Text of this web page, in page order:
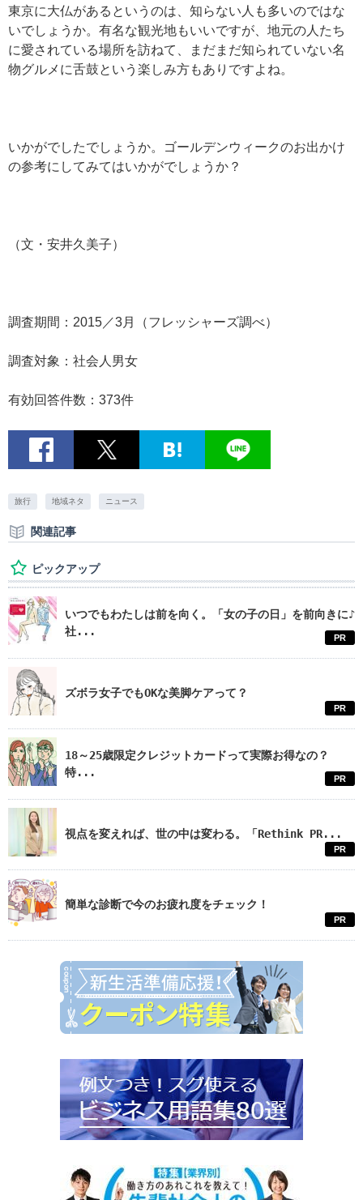
東京に大仏があるというのは、知らない人も多いのではな
いでしょうか。有名な観光地もいいですが、地元の人たち
に愛されている場所を訪ねて、まだまだ知られていない名
物グルメに舌鼓という楽しみ方もありですよね。
いかがでしたでしょうか。ゴールデンウィークのお出かけ
の参考にしてみてはいかがでしょうか？
（文・安井久美子）
調査期間：2015／3月（フレッシャーズ調べ）
調査対象：社会人男女
有効回答件数：373件
旅行 地域ネタ ニュース
関連記事
ピックアップ
いつでもわたしは前を向く。「女の子の日」を前向きに♪
社...
PR
ズボラ女子でもOKな美脚ケアって？
PR
18～25歳限定クレジットカードって実際お得なの？
特...
PR
視点を変えれば、世の中は変わる。「Rethink PR...
PR
簡単な診断で今のお疲れ度をチェック！
PR